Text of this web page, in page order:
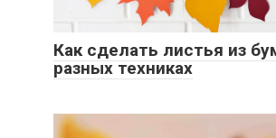
Как сделать листья из
разных техниках